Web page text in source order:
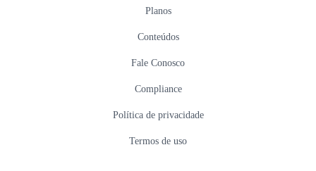
Planos
Conteúdos
Fale Conosco
Compliance
Política de privacidade
Termos de uso